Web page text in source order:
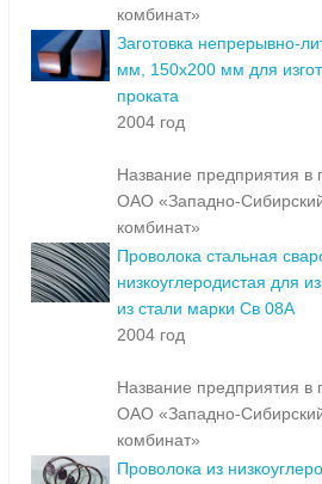
комбинат»
Заготовка непрерывно-
мм, 150х200 мм для
проката
2004 год
Название предприятия в
ОАО «Западно-
комбинат»
Проволока стальная
низкоуглеродистая для
из стали марки Св 08А
2004 год
Название предприятия в
ОАО «Западно-
комбинат»
Проволока из